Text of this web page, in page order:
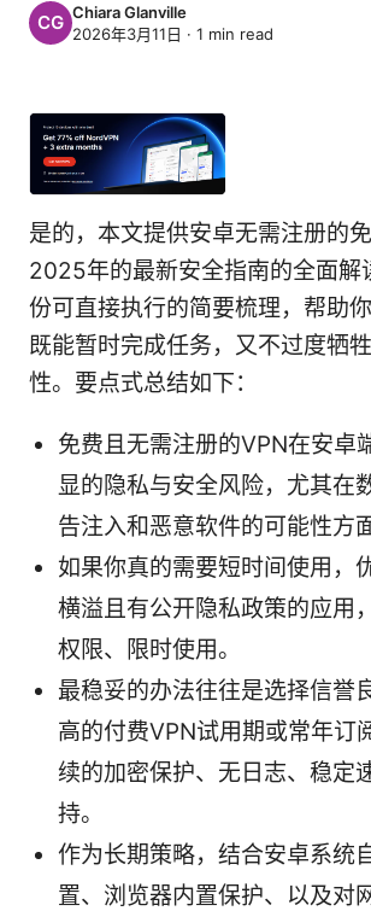
Chiara Glanville
2026年3月11日 · 1 min read
是的，本文提供安卓无需注册的
2025年的最新安全指南的全面解
份可直接执行的简要梳理，帮助
既能暂时完成任务，又不过度牺
性。要点式总结如下：
免费且无需注册的VPN在安卓
显的隐私与安全风险，尤其在
告注入和恶意软件的可能性方面
如果你真的需要短时间使用，
横溢且有公开隐私政策的应用
权限、限时使用。
最稳妥的办法往往是选择信誉
高的付费VPN试用期或常年订
续的加密保护、无日志、稳定
持。
作为长期策略，结合安卓系统
置、浏览器内置保护、以及对